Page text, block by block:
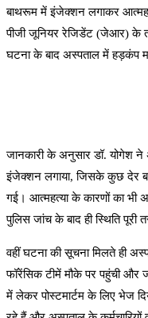
बाथरूम में इंजेक्शन लगाकर
पीजी जूनियर रेजिडेंट (जेआर) के
घटना के बाद अस्पताल में हड़कंप
जानकारी के अनुसार डॉ. योगेश
इंजेक्शन लगाया, जिसके कुछ देर
गई। आत्महत्या के कारणों का भी
पुलिस जांच के बाद ही स्थिति पूरी
वहीं घटना की सूचना मिलते ही
फॉरेंसिक टीमें मौके पर पहुंची
में लेकर पोस्टमार्टम के लिए भेज